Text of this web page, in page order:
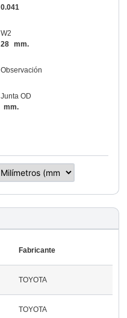
0.041
W2
28 mm.
Observación
Junta OD
mm.
Fabricante
TOYOTA
TOYOTA